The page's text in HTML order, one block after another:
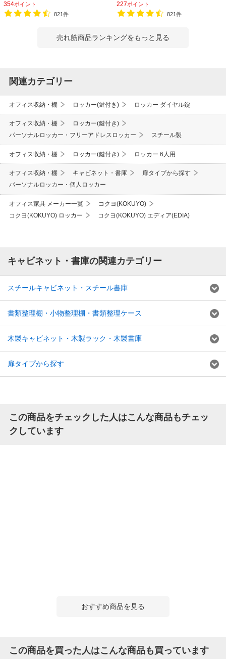
354ポイント
821件
227ポイント
821件
売れ筋商品ランキングをもっと見る
関連カテゴリー
オフィス収納・棚 ロッカー(鍵付き) ロッカー ダイヤル錠
オフィス収納・棚
ロッカー(鍵付き)
パーソナルロッカー・フリーアドレスロッカー
スチール製
オフィス収納・棚 ロッカー(鍵付き) ロッカー 6人用
オフィス収納・棚 キャビネット・書庫
扉タイプから探す
パーソナルロッカー・個人ロッカー
オフィス家具 メーカー一覧
コクヨ(KOKUYO)
コクヨ(KOKUYO) ロッカー
コクヨ(KOKUYO) エディア(EDIA)
キャビネット・書庫の関連カテゴリー
スチールキャビネット・スチール書庫
書類整理棚・小物整理棚・書類整理ケース
木製キャビネット・木製ラック・木製書庫
扉タイプから探す
この商品をチェックした人はこんな商品もチェッ
クしています
おすすめ商品を見る
この商品を買った人はこんな商品も買っています